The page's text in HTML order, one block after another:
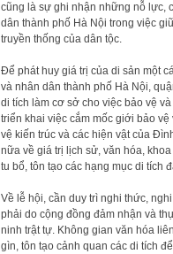
cũng là sự ghi nhận những nỗ lực,
dân thành phố Hà Nội trong việc
truyền thống của dân tộc.
Để phát huy giá trị của di sản một
và nhân dân thành phố Hà Nội,
di tích làm cơ sở cho việc bảo vệ
triển khai việc cắm mốc giới bảo
vệ kiến trúc và các hiện vật của
nữa về giá trị lịch sử, văn hóa,
tu bổ, tôn tạo các hạng mục di tích
Về lễ hội, cần duy trì nghi thức,
phải do cộng đồng đảm nhận và
ninh trật tự. Không gian văn hóa
gìn, tôn tạo cảnh quan các di tích